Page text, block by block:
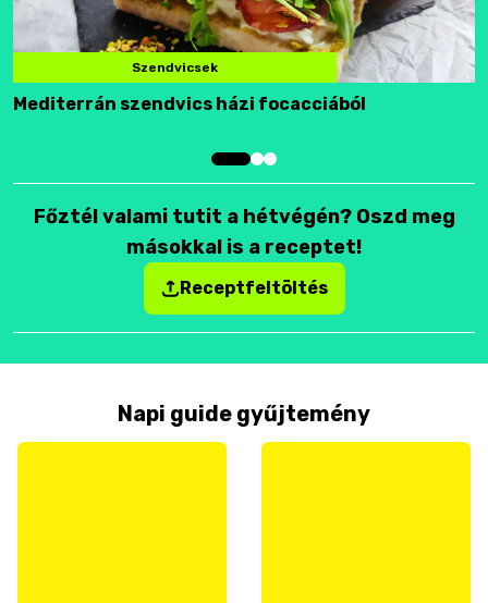
Szendvicsek
Mediterrán szendvics házi focacciából
Főztél valami tutit a hétvégén? Oszd meg
másokkal is a receptet!
Receptfeltöltés
Napi guide gyűjtemény